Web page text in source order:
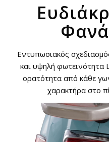
Εντυπωσιακός
και υψηλή φωτεινότητα
ορατότητα από κάθε
χαρακτήρα στο